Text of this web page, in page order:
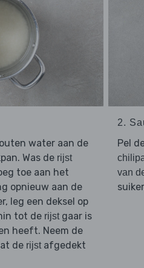
water aan de
Was de rijst
toe aan het
opnieuw aan de
leg een deksel op
tot de rijstgaar is
heeft. Neem de
de rijstafgedekt
2.
Pel
van